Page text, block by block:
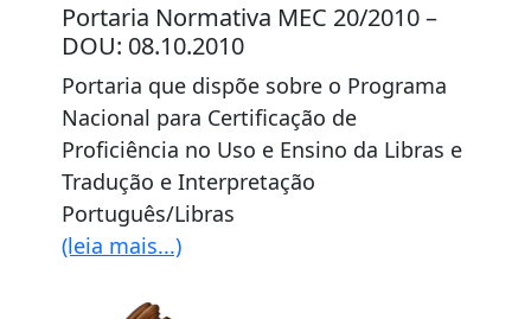
Portaria Normativa MEC 20/2010 –
DOU: 08.10.2010
Portaria que dispõe sobre o Programa
Nacional para Certificação de
Proficiência no Uso e Ensino da Libras e
Tradução e Interpretação
Português/Libras
(leia mais...)